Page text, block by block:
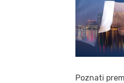
Poznati